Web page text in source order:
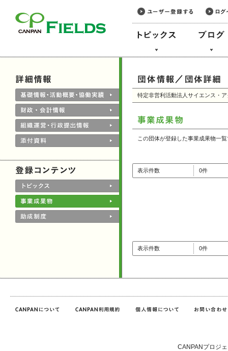
特定非営利活動法人サイエンス・
この団体が登録した事業成果物一
表示件数 0件
表示件数 0件
CANPANプロジ